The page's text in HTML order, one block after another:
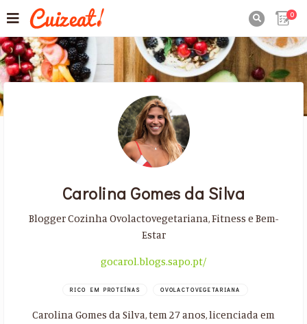
0
Carolina Gomes da Silva
Blogger Cozinha Ovolactovegetariana, Fitness e Bem-
Estar
gocarol.blogs.sapo.pt/
RICO EM PROTEÍNAS OVOLACTOVEGETARIANA
Carolina Gomes da Silva, tem 27 anos, licenciada em